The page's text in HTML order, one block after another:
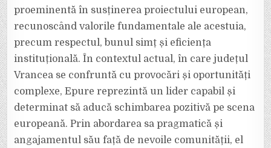
proeminentă în susținerea proiectului european,
recunoscând valorile fundamentale ale acestuia,
precum respectul, bunul simț și eficiența
instituțională. În contextul actual, în care județul
Vrancea se confruntă cu provocări și oportunități
complexe, Epure reprezintă un lider capabil și
determinat să aducă schimbarea pozitivă pe scena
europeană. Prin abordarea sa pragmatică și
angajamentul său față de nevoile comunității, el